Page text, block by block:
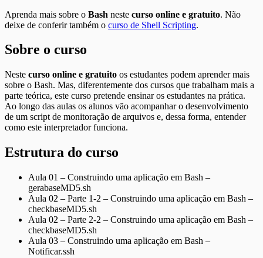
Aprenda mais sobre o Bash neste curso online e gratuito. Não
deixe de conferir também o curso de Shell Scripting.
Sobre o curso
Neste curso online e gratuito os estudantes podem aprender mais
sobre o Bash. Mas, diferentemente dos cursos que trabalham mais a
parte teórica, este curso pretende ensinar os estudantes na prática.
Ao longo das aulas os alunos vão acompanhar o desenvolvimento
de um script de monitoração de arquivos e, dessa forma, entender
como este interpretador funciona.
Estrutura do curso
Aula 01 – Construindo uma aplicação em Bash –
gerabaseMD5.sh
Aula 02 – Parte 1-2 – Construindo uma aplicação em Bash –
checkbaseMD5.sh
Aula 02 – Parte 2-2 – Construindo uma aplicação em Bash –
checkbaseMD5.sh
Aula 03 – Construindo uma aplicação em Bash –
Notificar.ssh